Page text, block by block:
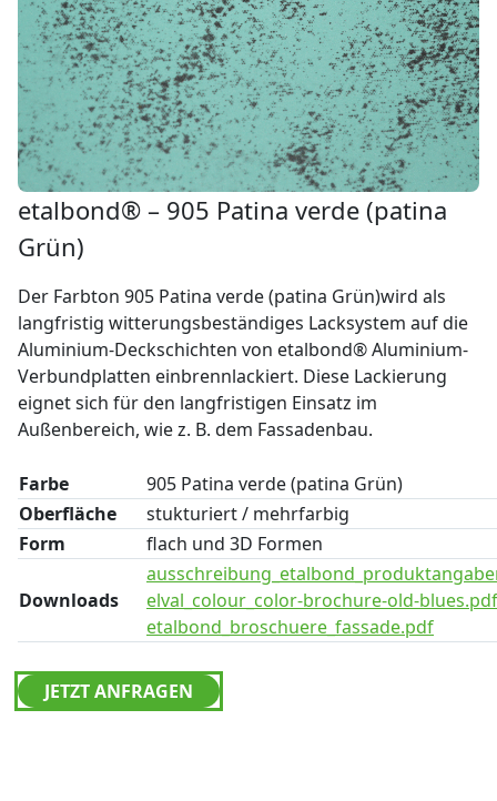
etalbond® – 905 Patina verde (patina
Grün)
Der Farbton 905 Patina verde (patina Grün)wird als
langfristig witterungsbeständiges Lacksystem auf die
Aluminium-Deckschichten von etalbond® Aluminium-
Verbundplatten einbrennlackiert. Diese Lackierung
eignet sich für den langfristigen Einsatz im
Außenbereich, wie z. B. dem Fassadenbau.
Farbe
905 Patina verde (patina Grün)
Oberfläche
stukturiert / mehrfarbig
Form
flach und 3D Formen
Downloads
elval_colour_color-brochure-old-blues.pdf
etalbond_broschuere_fassade.pdf
JETZT ANFRAGEN